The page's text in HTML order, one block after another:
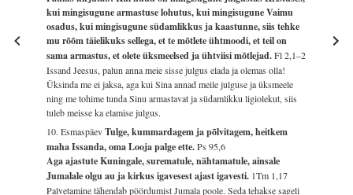
kui mingisugune armastuse lohutus, kui mingisugune Vaimu
osadus, kui mingisugune südamlikkus ja kaastunne, siis tehke
mu rõõm täielikuks sellega, et te mõtlete ühtmoodi, et teil on
sama armastus, et olete üksmeelsed ja ühtviisi mõtlejad.Fl 2,1–2
Issand Jeesus, palun anna meie sisse julgus elada ja olemas olla!
Üksinda me ei jaksa, aga kui Sina annad meile julguse ja üksmeele
ning me tohime tunda Sinu armastavat ja südamlikku ligiolekut, siis
tuleb meisse ka elamise julgus.
10. EsmaspäevTulge, kummardagem ja põlvitagem, heitkem
maha Issanda, oma Looja palge ette.Ps 95,6
Aga ajastute Kuningale, surematule, nähtamatule, ainsale
Jumalale olgu au ja kirkus igavesest ajast igavesti. 1Tm 1,17
Palvetamine tähendab pöördumist Jumala poole. Seda tehakse sageli